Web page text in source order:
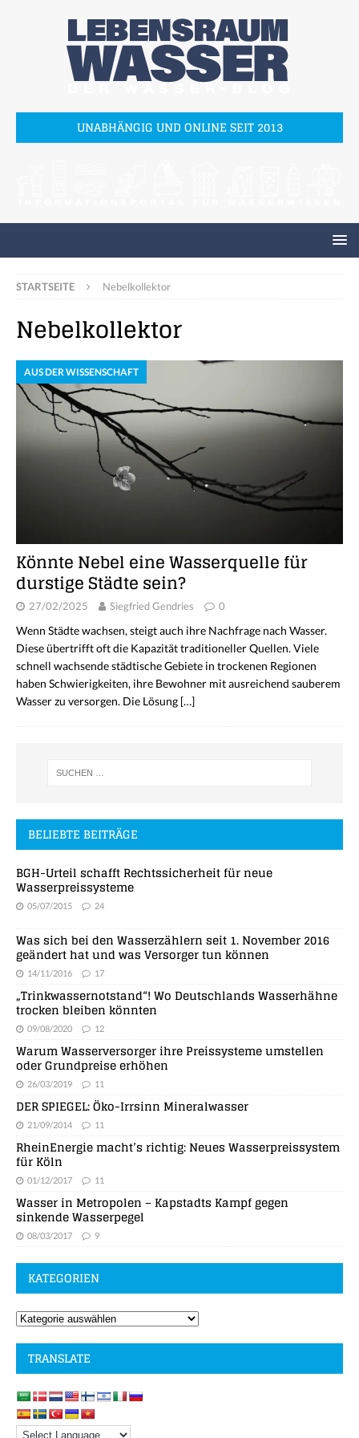
UNABHÄNGIG UND ONLINE SEIT 2013
STARTSEITE Nebelkollektor
Nebelkollektor
AUS DER WISSENSCHAFT
Könnte Nebel eine Wasserquelle für
durstige Städte sein?
27/02/2025 Siegfried Gendries 0
Wenn Städte wachsen, steigt auch ihre Nachfrage nach Wasser.
Diese übertrifft oft die Kapazität traditioneller Quellen. Viele
schnell wachsende städtische Gebiete in trockenen Regionen
haben Schwierigkeiten, ihre Bewohner mit ausreichend sauberem
Wasser zu versorgen. Die Lösung […]
BELIEBTE BEITRÄGE
BGH-Urteil schafft Rechtssicherheit für neue
Wasserpreissysteme
05/07/2015 24
Was sich bei den Wasserzählern seit 1. November 2016
geändert hat und was Versorger tun können
14/11/2016 17
„Trinkwassernotstand“! Wo Deutschlands Wasserhähne
trocken bleiben könnten
09/08/2020 12
Warum Wasserversorger ihre Preissysteme umstellen
oder Grundpreise erhöhen
26/03/2019 11
DER SPIEGEL: Öko-Irrsinn Mineralwasser
21/09/2014 11
RheinEnergie macht’s richtig: Neues Wasserpreissystem
für Köln
01/12/2017 11
Wasser in Metropolen – Kapstadts Kampf gegen
sinkende Wasserpegel
08/03/2017 9
KATEGORIEN
TRANSLATE